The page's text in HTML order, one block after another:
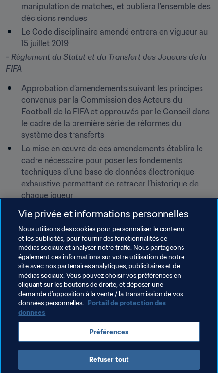
manipulation de matches, et publiera l’ensemble des
décisions rendues
Le Code disciplinaire amendé entrera en vigueur au
15 juillet 2019
- Règlement du Statut et du Transfert des Joueurs de la
FIFA
Approbation d’amendements suivant les principes
convenus par la Commission des Acteurs du
Football de la FIFA et approuvés par le Conseil dans
le cadre de la première série de réformes du
système des transferts
La mise en œuvre de ces amendements établira le
cadre nécessaire pour poser les fondements
techniques d’une base de données électronique
exhaustive permettant de retracer l’historique de
chaque joueur
Augmentation de la limite haute de la valeur des
litiges pouvant être soumis au juge la Chambre de
Résolution des Litiges de la FIFA afin de permettre le
traitement d’un plus grand nombre de cas par le
juge de ladite chambre
Les dispositions révisées entreront en vigueur au 1er
octobre 2019 et leur mise en œuvre sera obligatoire
à compter du 1er juillet 2020
Thèmes en lien
Organisation Organisation Conseil de la FIFA
Vie privée et informations personnelles
Nous utilisons des cookies pour personnaliser le contenu
et les publicités, pour fournir des fonctionnalités de
médias sociaux et analyser notre trafic. Nous partageons
également des informations sur votre utilisation de notre
site avec nos partenaires analytiques, publicitaires et de
médias sociaux. Vous pouvez choisir vos préférences en
cliquant sur les boutons de droite, et déposer une
demande d’opposition à la vente / la transmission de vos
données personnelles. Portail de protection des
données
Préférences
Refuser tout